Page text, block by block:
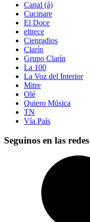
Canal (á)
Cucinare
El Doce
eltrece
Cienradios
Clarín
Grupo Clarín
La 100
La Voz del Interior
Mitre
Olé
Quiero Música
TN
Vía País
Seguinos en las redes